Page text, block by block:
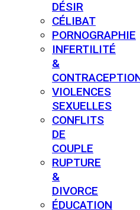
DÉSIR
CÉLIBAT
PORNOGRAPHIE
INFERTILITÉ
&
VIOLENCES
SEXUELLES
CONFLITS
DE
COUPLE
RUPTURE
&
DIVORCE
ÉDUCATION